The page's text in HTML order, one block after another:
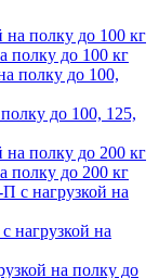
полку до 100 кг
до 100, 125,
полку до 200 кг
на